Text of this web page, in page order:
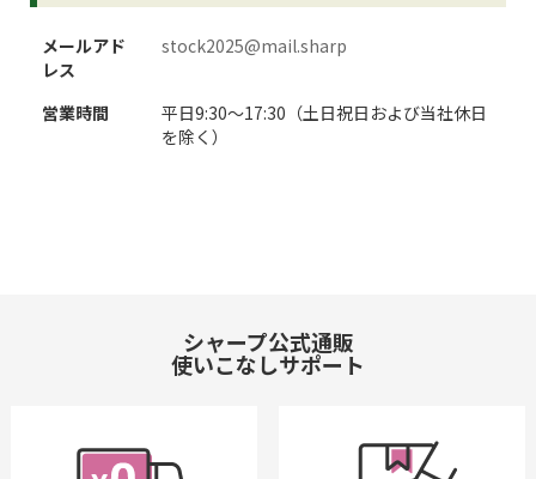
メールアド
レス
stock2025@mail.sharp
営業時間
平日9:30～17:30（土日祝日および当社休日
を除く）
シャープ公式通販
使いこなしサポート